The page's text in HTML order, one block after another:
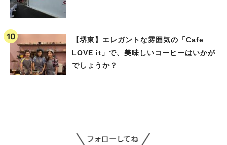
【堺東】エレガントな雰囲気の「Cafe
LOVE it」で、美味しいコーヒーはいかが
でしょうか？